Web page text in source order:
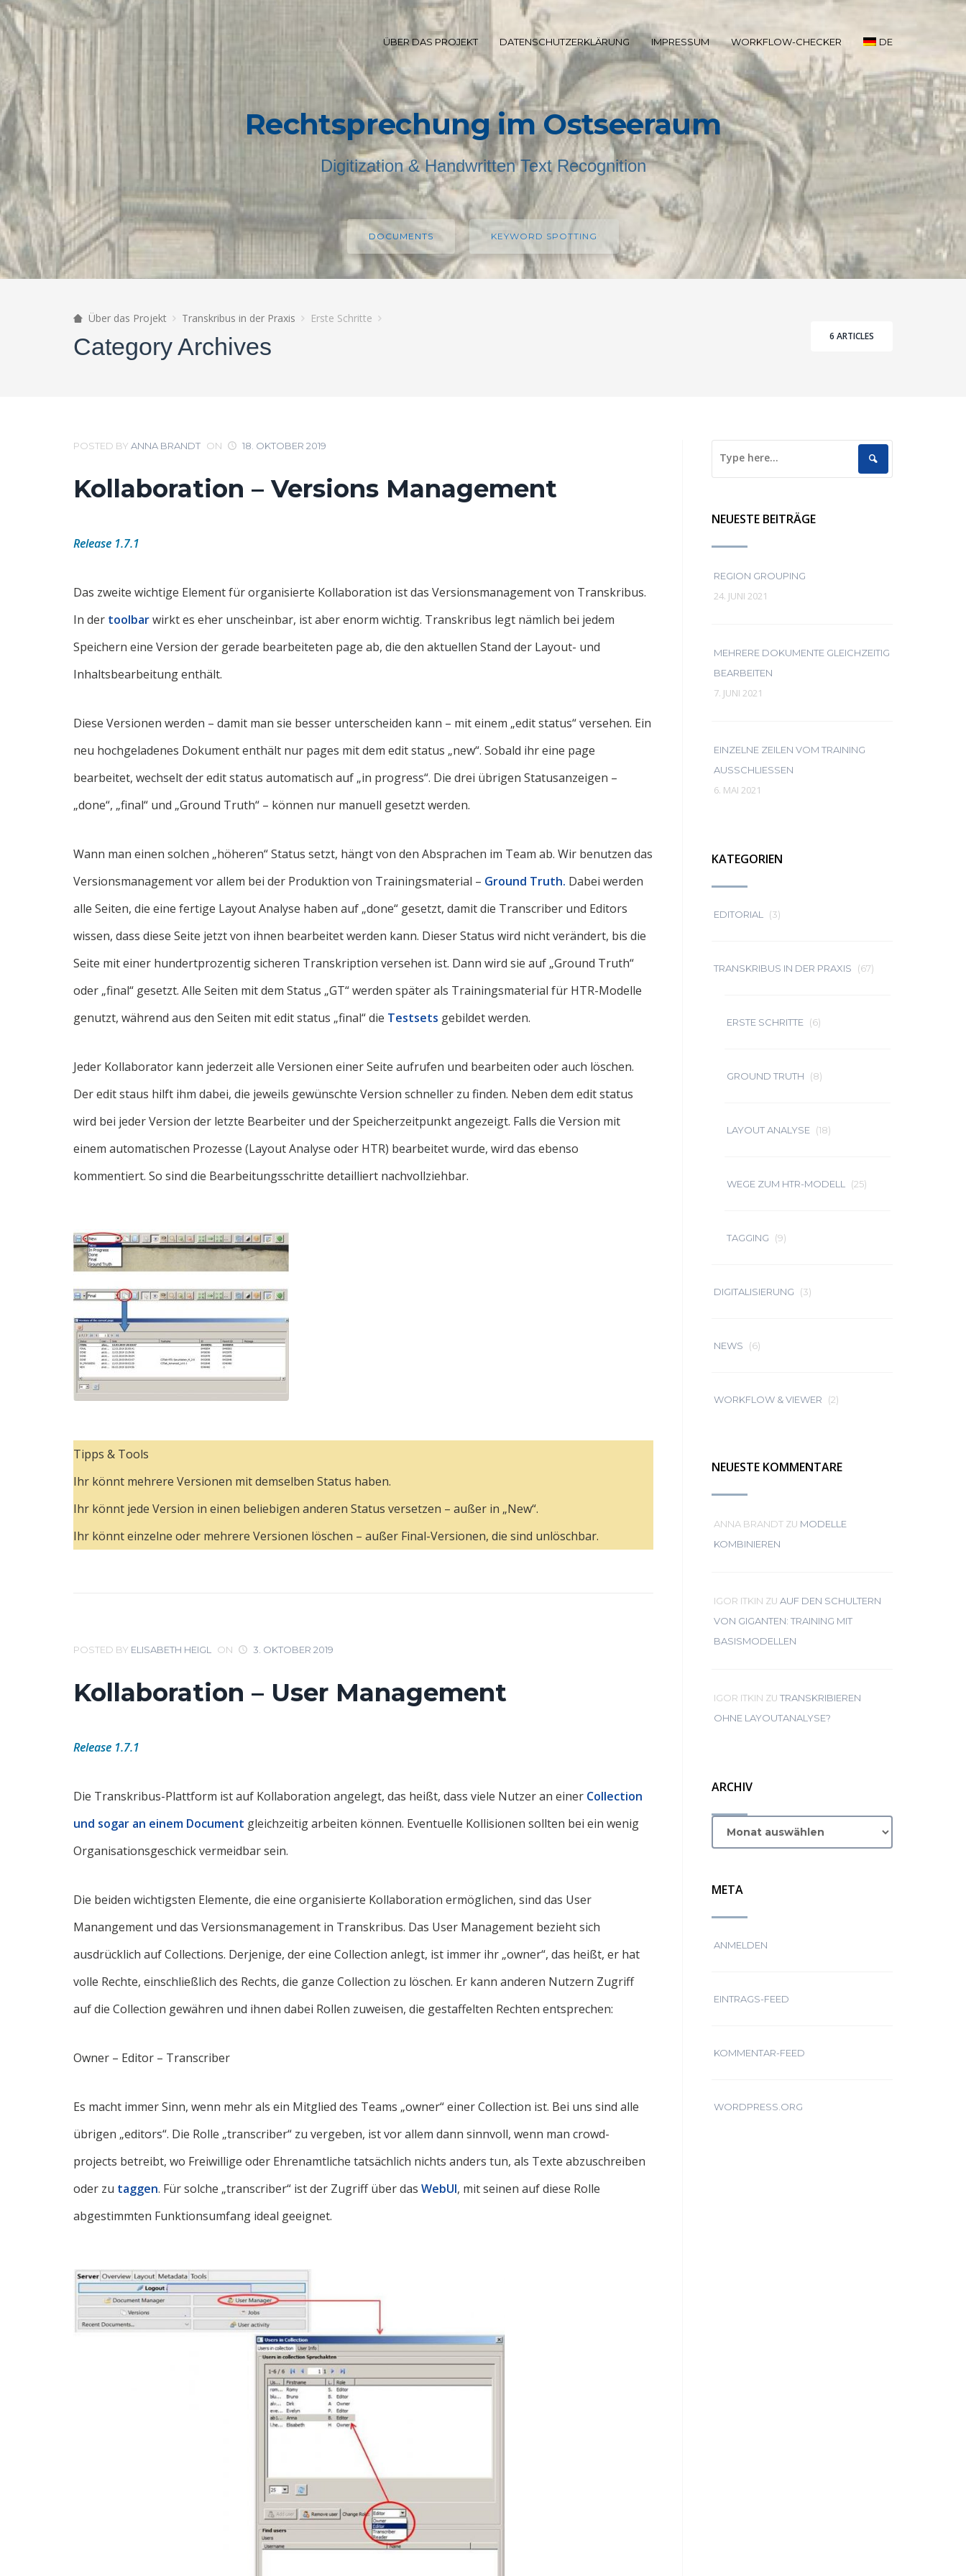
ÜBER DAS PROJEKT DATENSCHUTZERKLÄRUNG IMPRESSUM WORKFLOW-CHECKER DE
Rechtsprechung im Ostseeraum
Digitization & Handwritten Text Recognition
DOCUMENTS KEYWORD SPOTTING
Über das Projekt Transkribus in der Praxis Erste Schritte
Category Archives 6 ARTICLES
POSTED BY ANNA BRANDT ON 18. OKTOBER 2019
Kollaboration – Versions Management
Release 1.7.1
Das zweite wichtige Element für organisierte Kollaboration ist das Versionsmanagement von Transkribus.
In der toolbarwirkt es eher unscheinbar, ist aber enorm wichtig. Transkribus legt nämlich bei jedem
Speichern eine Version der gerade bearbeiteten page ab, die den aktuellen Stand der Layout- und
Inhaltsbearbeitung enthält.
Diese Versionen werden – damit man sie besser unterscheiden kann – mit einem „edit status“ versehen. Ein
neu hochgeladenes Dokument enthält nur pages mit dem edit status „new“. Sobald ihr eine page
bearbeitet, wechselt der edit status automatisch auf „in progress“. Die drei übrigen Statusanzeigen –
„done“, „final“ und „Ground Truth“ – können nur manuell gesetzt werden.
Wann man einen solchen „höheren“ Status setzt, hängt von den Absprachen im Team ab. Wir benutzen das
Versionsmanagement vor allem bei der Produktion von Trainingsmaterial – Ground Truth. Dabei werden
alle Seiten, die eine fertige Layout Analyse haben auf „done“ gesetzt, damit die Transcriber und Editors
wissen, dass diese Seite jetzt von ihnen bearbeitet werden kann. Dieser Status wird nicht verändert, bis die
Seite mit einer hundertprozentig sicheren Transkription versehen ist. Dann wird sie auf „Ground Truth“
oder „final“ gesetzt. Alle Seiten mit dem Status „GT“ werden später als Trainingsmaterial für HTR-Modelle
genutzt, während aus den Seiten mit edit status „final“ die Testsets gebildet werden.
Jeder Kollaborator kann jederzeit alle Versionen einer Seite aufrufen und bearbeiten oder auch löschen.
Der edit staus hilft ihm dabei, die jeweils gewünschte Version schneller zu finden. Neben dem edit status
wird bei jeder Version der letzte Bearbeiter und der Speicherzeitpunkt angezeigt. Falls die Version mit
einem automatischen Prozesse (Layout Analyse oder HTR) bearbeitet wurde, wird das ebenso
kommentiert. So sind die Bearbeitungsschritte detailliert nachvollziehbar.
Tipps & Tools
Ihr könnt mehrere Versionen mit demselben Status haben.
Ihr könnt jede Version in einen beliebigen anderen Status versetzen – außer in „New“.
Ihr könnt einzelne oder mehrere Versionen löschen – außer Final-Versionen, die sind unlöschbar.
POSTED BY ELISABETH HEIGL ON 3. OKTOBER 2019
Kollaboration – User Management
Release 1.7.1
Die Transkribus-Plattform ist auf Kollaboration angelegt, das heißt, dass viele Nutzer an einer Collection
und sogar an einem Document gleichzeitig arbeiten können. Eventuelle Kollisionen sollten bei ein wenig
Organisationsgeschick vermeidbar sein.
Die beiden wichtigsten Elemente, die eine organisierte Kollaboration ermöglichen, sind das User
Manangement und das Versionsmanagement in Transkribus. Das User Management bezieht sich
ausdrücklich auf Collections. Derjenige, der eine Collection anlegt, ist immer ihr „owner“, das heißt, er hat
volle Rechte, einschließlich des Rechts, die ganze Collection zu löschen. Er kann anderen Nutzern Zugriff
auf die Collection gewähren und ihnen dabei Rollen zuweisen, die gestaffelten Rechten entsprechen:
Owner – Editor – Transcriber
Es macht immer Sinn, wenn mehr als ein Mitglied des Teams „owner“ einer Collection ist. Bei uns sind alle
übrigen „editors“. Die Rolle „transcriber“ zu vergeben, ist vor allem dann sinnvoll, wenn man crowd-
projects betreibt, wo Freiwillige oder Ehrenamtliche tatsächlich nichts anders tun, als Texte abzuschreiben
oder zu taggen. Für solche „transcriber“ ist der Zugriff über das WebUI, mit seinen auf diese Rolle
abgestimmten Funktionsumfang ideal geeignet.
NEUESTE BEITRÄGE
REGION GROUPING
24. JUNI 2021
MEHRERE DOKUMENTE GLEICHZEITIG
BEARBEITEN
7. JUNI 2021
EINZELNE ZEILEN VOM TRAINING
AUSSCHLIESSEN
6. MAI 2021
KATEGORIEN
EDITORIAL (3)
TRANSKRIBUS IN DER PRAXIS (67)
ERSTE SCHRITTE (6)
GROUND TRUTH (8)
LAYOUT ANALYSE (18)
WEGE ZUM HTR-MODELL (25)
TAGGING (9)
DIGITALISIERUNG (3)
NEWS (6)
WORKFLOW & VIEWER (2)
NEUESTE KOMMENTARE
ANNA BRANDTZU MODELLE
KOMBINIEREN
IGOR ITKIN ZU AUF DEN SCHULTERN
VON GIGANTEN: TRAINING MIT
BASISMODELLEN
IGOR ITKIN ZU TRANSKRIBIEREN
OHNE LAYOUTANALYSE?
ARCHIV
META
ANMELDEN
EINTRAGS-FEED
KOMMENTAR-FEED
WORDPRESS.ORG